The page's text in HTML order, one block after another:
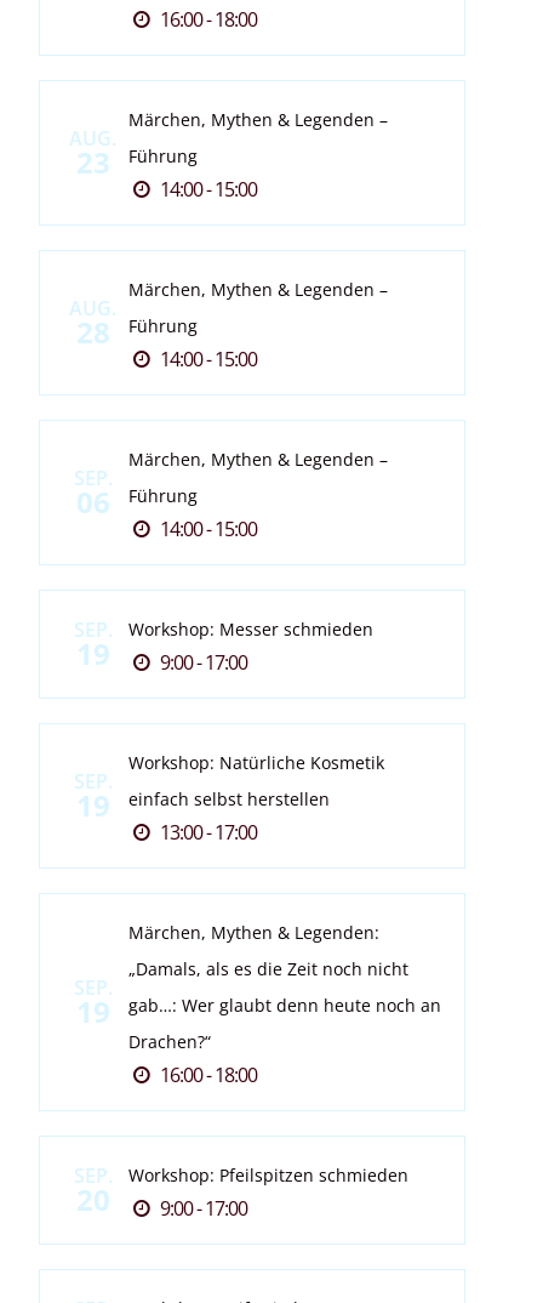
16:00 - 18:00
AUG.
23
Märchen, Mythen & Legenden –
Führung
14:00 - 15:00
AUG.
28
Märchen, Mythen & Legenden –
Führung
14:00 - 15:00
SEP.
06
Märchen, Mythen & Legenden –
Führung
14:00 - 15:00
SEP.
19
Workshop: Messer schmieden
9:00 - 17:00
SEP.
19
Workshop: Natürliche Kosmetik
einfach selbst herstellen
13:00 - 17:00
SEP.
19
Märchen, Mythen & Legenden:
„Damals, als es die Zeit noch nicht
gab…: Wer glaubt denn heute noch an
Drachen?“
16:00 - 18:00
SEP.
20
Workshop: Pfeilspitzen schmieden
9:00 - 17:00